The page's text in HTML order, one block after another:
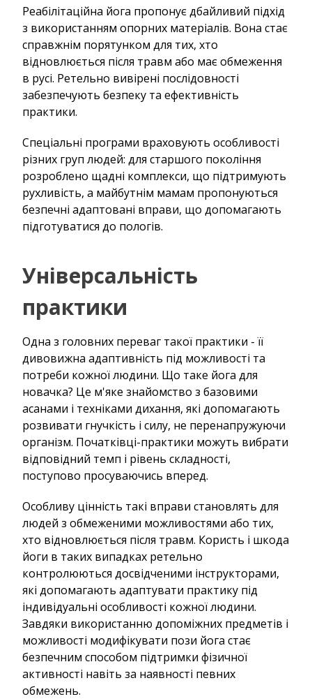
Реабілітаційна йога пропонує дбайливий підхід
з використанням опорних матеріалів. Вона стає
справжнім порятунком для тих, хто
відновлюється після травм або має обмеження
в русі. Ретельно вивірені послідовності
забезпечують безпеку та ефективність
практики.
Спеціальні програми враховують особливості
різних груп людей: для старшого покоління
розроблено щадні комплекси, що підтримують
рухливість, а майбутнім мамам пропонуються
безпечні адаптовані вправи, що допомагають
підготуватися до пологів.
Універсальність
практики
Одна з головних переваг такої практики - її
дивовижна адаптивність під можливості та
потреби кожної людини. Що таке йога для
новачка? Це м'яке знайомство з базовими
асанами і техніками дихання, які допомагають
розвивати гнучкість і силу, не перенапружуючи
організм. Початківці-практики можуть вибрати
відповідний темп і рівень складності,
поступово просуваючись вперед.
Особливу цінність такі вправи становлять для
людей з обмеженими можливостями або тих,
хто відновлюється після травм. Користь і шкода
йоги в таких випадках ретельно
контролюються досвідченими інструкторами,
які допомагають адаптувати практику під
індивідуальні особливості кожної людини.
Завдяки використанню допоміжних предметів і
можливості модифікувати пози йога стає
безпечним способом підтримки фізичної
активності навіть за наявності певних
обмежень.